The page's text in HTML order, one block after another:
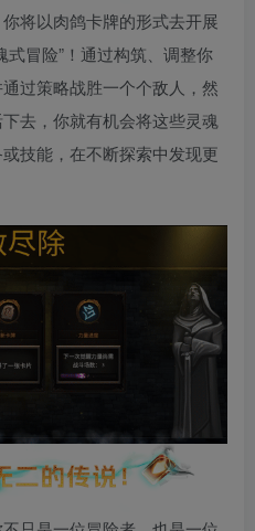
将以肉鸽卡牌的形式去开展
式冒险”！通过构筑、调整你
过策略战胜一个个敌人，然
去，你就有机会将这些灵魂
技能，在不断探索中发现更